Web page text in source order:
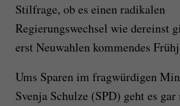
Stilfrage, ob es einen radikalen
Regierungswechsel wie dereinst
erst Neuwahlen kommendes
Ums Sparen im fragwürdigen
Svenja Schulze (SPD) geht es